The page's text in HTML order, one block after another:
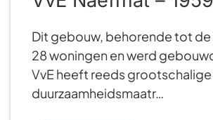
Dit gebouw, behorende tot de
28 woningen en werd
VvE heeft reeds grootschalige
duurzaamheidsmaatr…